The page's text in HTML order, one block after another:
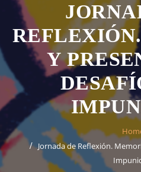
Y
Jornada de Reflexión.